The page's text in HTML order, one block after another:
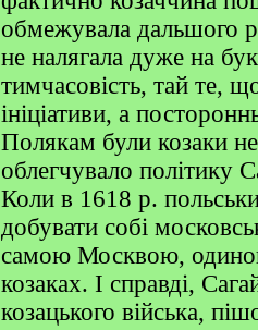
обмежувала дальшого
не налягала дуже на
тимчасовість, тай те,
ініціативи, а
Полякам були козаки
облегчувало політику
Коли в 1618 р.
добувати собі
самою Москвою,
козаках. І справді,
козацького війська,